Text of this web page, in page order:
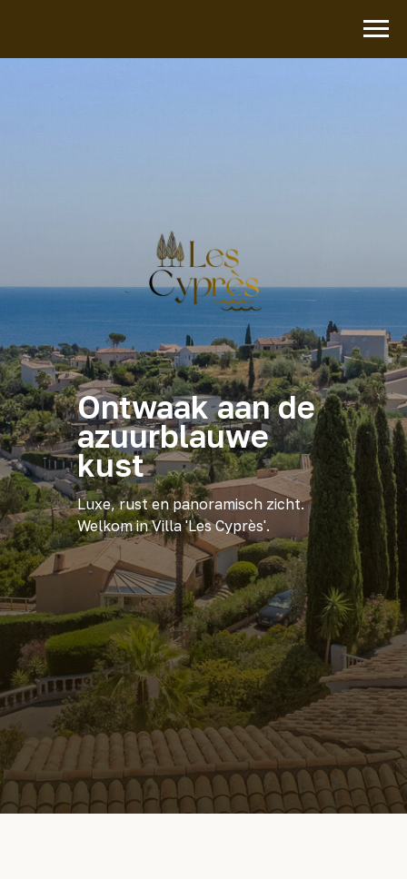
Ontwaak aan de
azuurblauwe
kust
Luxe, rust en panoramisch zicht.
Welkom in Villa 'Les Cyprès'.